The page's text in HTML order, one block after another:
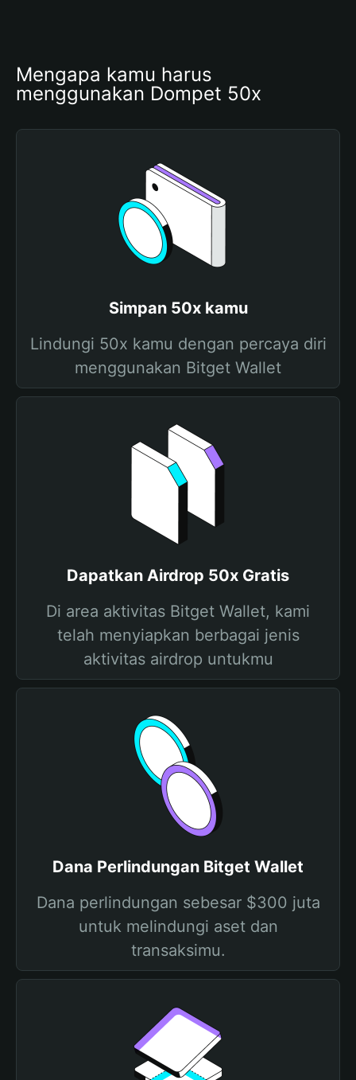
Mengapa kamu harus
menggunakan Dompet 50x
Simpan 50x kamu
Lindungi 50x kamu dengan percaya diri
menggunakan Bitget Wallet
Dapatkan Airdrop 50x Gratis
Di area aktivitas Bitget Wallet, kami
telah menyiapkan berbagai jenis
aktivitas airdrop untukmu
Dana Perlindungan Bitget Wallet
Dana perlindungan sebesar $300 juta
untuk melindungi aset dan
transaksimu.